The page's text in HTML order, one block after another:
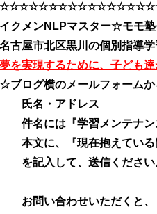
イクメンNLPマスター☆モモ
名古屋市北区黒川の個別指導
夢を実現するために、子ども
☆ブログ横のメールフォームか
氏名・アドレス
件名には『学習メンテナン
本文に、『現在抱えている
を記入して、送信ください
お問い合わせいただくと、